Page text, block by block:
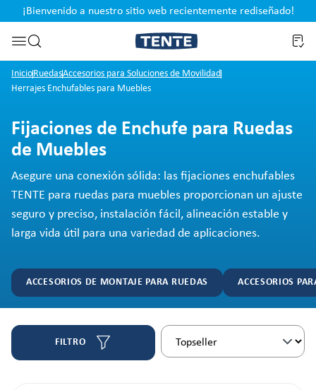
Saltar a la búsqueda
¡Bienvenido a nuestro sitio web recientemente rediseñado!
InicioRuedasAccesorios para Soluciones de Movilidad
Herrajes Enchufables para Muebles
Fijaciones de Enchufe para Ruedas
de Muebles
Asegure una conexión sólida: las fijaciones enchufables
TENTE para ruedas para muebles proporcionan un ajuste
seguro y preciso, instalación fácil, alineación estable y
larga vida útil para una variedad de aplicaciones.
ACCESORIOS DE MONTAJE PARA RUEDAS ACCESORIOS
FILTRO